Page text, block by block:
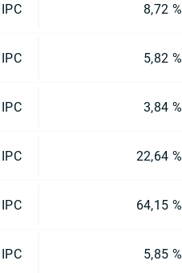
IPC 8,72 %
IPC 5,82 %
IPC 3,84 %
IPC 22,64 %
IPC 64,15 %
IPC 5,85 %